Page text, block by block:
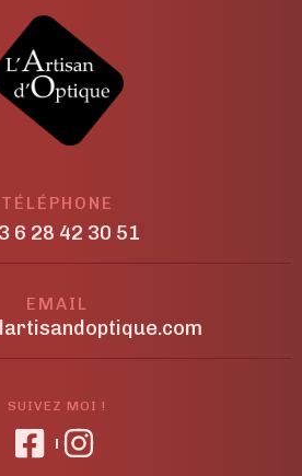
TÉLÉPHONE
6 28 42 30 51
EMAIL
SUIVEZ MOI !